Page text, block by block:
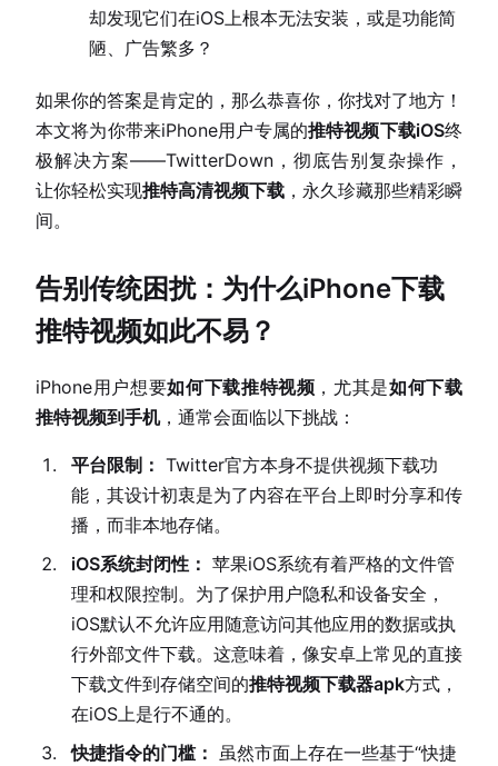
却发现它们在iOS上根本无法安装，或是功能简
陋、广告繁多？
如果你的答案是肯定的，那么恭喜你，你找对了地方！
本文将为你带来iPhone用户专属的推特视频下载iOS终
极解决方案——TwitterDown，彻底告别复杂操作，
让你轻松实现推特高清视频下载 ，永久珍藏那些精彩瞬
间。
告别传统困扰：为什么iPhone下载
推特视频如此不易？
iPhone用户想要如何下载推特视频 ，尤其是如何下载
推特视频到手机，通常会面临以下挑战：
平台限制： Twitter官方本身不提供视频下载功
能，其设计初衷是为了内容在平台上即时分享和传
播，而非本地存储。
iOS系统封闭性： 苹果iOS系统有着严格的文件管
理和权限控制。为了保护用户隐私和设备安全，
iOS默认不允许应用随意访问其他应用的数据或执
行外部文件下载。这意味着，像安卓上常见的直接
下载文件到存储空间的推特视频下载器apk方式，
在iOS上是行不通的。
快捷指令的门槛： 虽然市面上存在一些基于“快捷